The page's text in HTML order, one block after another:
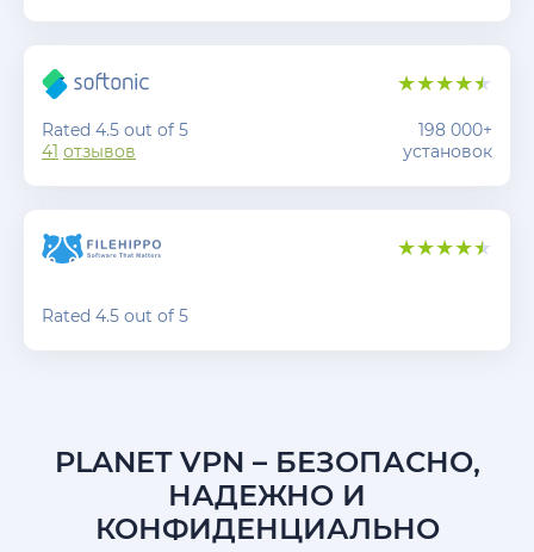
Rated 4.5 out of 5
41 отзывов
198 000+
установок
Rated 4.5 out of 5
PLANET VPN – БЕЗОПАСНО,
НАДЕЖНО И
КОНФИДЕНЦИАЛЬНО